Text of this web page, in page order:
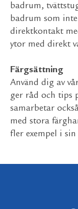
badrum,
badrum som
direktkontakt
ytor med direkt
Färgsättning
Använd dig av
ger råd och tips
samarbetar
med stora
fler exempel i